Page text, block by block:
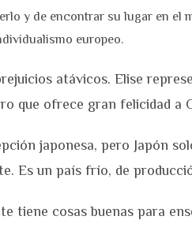
y de encontrar su lugar en el
europeo.
atávicos. Elise
que ofrece gran felicidad a
japonesa, pero Japón
Es un país frío, de
tiene cosas buenas para